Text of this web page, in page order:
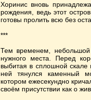
Хоринис вновь
рождения, ведь этот
готовы пролить всю без
***
Тем временем,
нужного места. Перед
выбитая в сплошной
ней тянулся каменный
котором ежесекундно
своём присутствии как о